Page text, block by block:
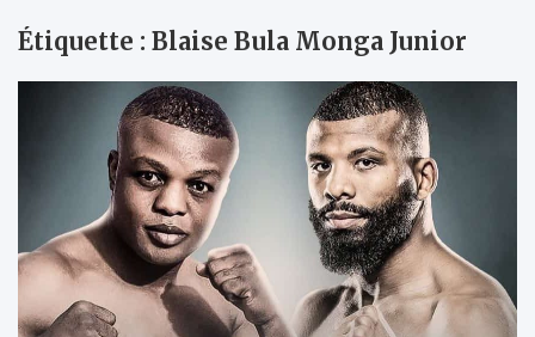
Étiquette : Blaise Bula Monga Junior